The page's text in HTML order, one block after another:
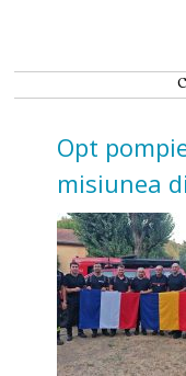
Opt
misiunea
incendii de